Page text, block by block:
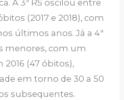
A 3ª RS oscilou entre
(2017 e 2018), com
últimos anos. Já a 4ª
menores, com um
(47 óbitos),
em torno de 30 a 50
subsequentes.